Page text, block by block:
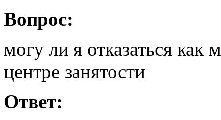
Вопрос:
могу ли я отказаться как
центре занятости
Ответ: